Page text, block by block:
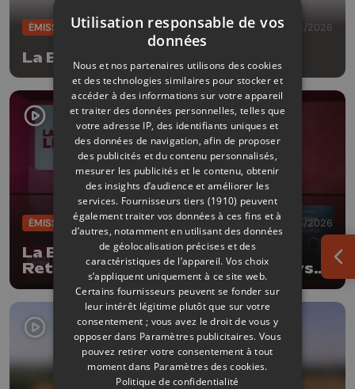
ÉMISSIONS 09/06/2026
La Boîte à livres
ÉMISSIONS 02/06/2026
La Boîte à livres : Robin Michaux,
Retrouver le sens commun (Le Lys
bleu Editions)
Utilisation responsable de vos
données
Nous et nos partenaires utilisons des cookies
et des technologies similaires pour stocker et
accéder à des informations sur votre appareil
et traiter des données personnelles, telles que
votre adresse IP, des identifiants uniques et
des données de navigation, afin de proposer
des publicités et du contenu personnalisés,
mesurer les publicités et le contenu, obtenir
des insights d’audience et améliorer les
services. Fournisseurs tiers (1910) peuvent
également traiter vos données à ces fins et à
d’autres, notamment en utilisant des données
de géolocalisation précises et des
caractéristiques de l’appareil. Vos choix
s’appliquent uniquement à ce site web.
Certains fournisseurs peuvent se fonder sur
leur intérêt légitime plutôt que sur votre
consentement ; vous avez le droit de vous y
opposer dans Paramètres publicitaires. Vous
pouvez retirer votre consentement à tout
moment dans Paramètres des cookies.
Politique de confidentialité